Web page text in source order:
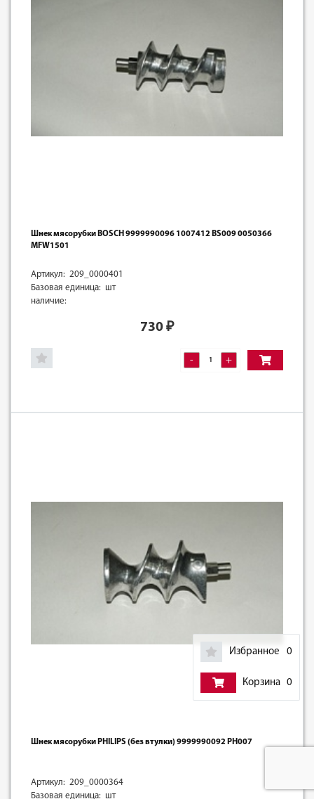
Избранное 0
Корзина 0
Шнек мясорубки BOSCH 9999990096 1007412 BS009 0050366
MFW1501
Артикул: 209_0000401
Базовая единица: шт
наличие:
730 ₽
- +
Шнек мясорубки PHILIPS (без втулки) 9999990092 PH007
Артикул: 209_0000364
Базовая единица: шт